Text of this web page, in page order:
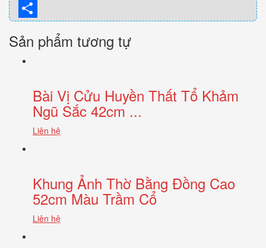
Twitter
Sản phẩm tương tự
Bài Vị Cửu Huyền Thất Tổ Khảm
Ngũ Sắc 42cm ...
Liên hệ
Khung Ảnh Thờ Bằng Đồng Cao
52cm Màu Trầm Cổ
Liên hệ